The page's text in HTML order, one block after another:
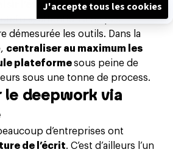
l’état d’esprit de
attention à ne pas
démesurée les outils. Dans la
centraliser au maximum les
plateformesous peine de
sous une tonne de process.
le deepwork via
d’entreprises ont
de l’écrit. C’est d’ailleurs l’un